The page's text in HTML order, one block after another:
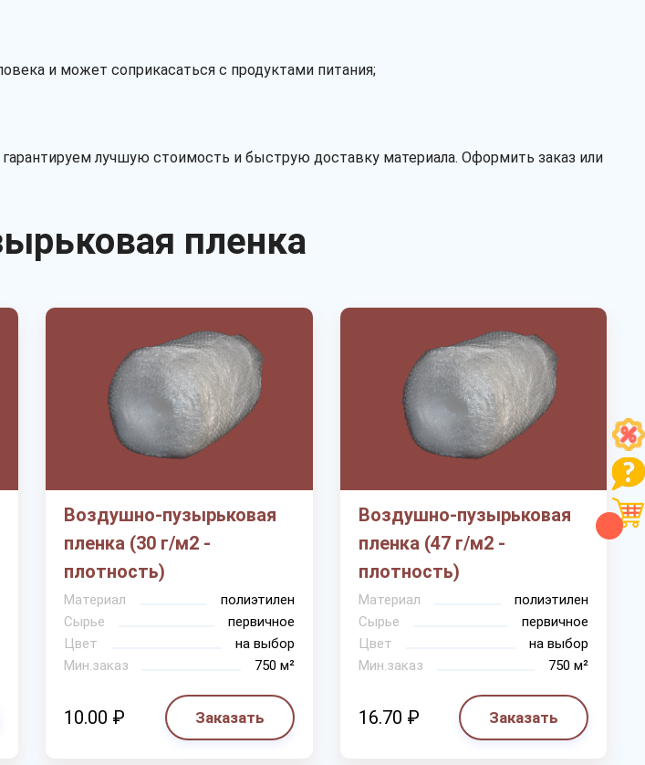
и может соприкасаться с продуктами питания;
лучшую стоимость и быструю доставку материала. Оформить заказ или
пленка
Воздушно-пузырьковая
пленка (30 г/м2 -
плотность)
Материал
полиэтилен
Сырье
первичное
Цвет
на выбор
Мин.заказ
750 м²
10.00 ₽ Заказать
Воздушно-пузырьковая
пленка (47 г/м2 -
плотность)
Материал
полиэтилен
Сырье
первичное
Цвет
на выбор
Мин.заказ
750 м²
16.70 ₽ Заказать